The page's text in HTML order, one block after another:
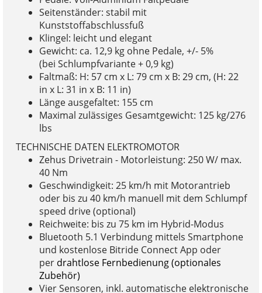
Seitenständer: stabil mit
Kunststoffabschlussfuß
Klingel: leicht und elegant
Gewicht: ca. 12,9 kg ohne Pedale, +/- 5%
(bei Schlumpfvariante + 0,9 kg)
Faltmaß: H: 57 cm x L: 79 cm x B: 29 cm, (H: 22
in x L: 31 in x B: 11 in)
Länge ausgefaltet: 155 cm
Maximal zulässiges Gesamtgewicht: 125 kg/276
lbs
TECHNISCHE DATEN ELEKTROMOTOR
Zehus Drivetrain - Motorleistung: 250 W/ max.
40 Nm
Geschwindigkeit: 25 km/h mit Motorantrieb
oder bis zu 40 km/h manuell mit dem Schlumpf
speed drive (optional)
Reichweite: bis zu 75 km im Hybrid-Modus
Bluetooth 5.1 Verbindung mittels Smartphone
und kostenlose Bitride Connect App oder
per drahtlose Fernbedienung (optionales
Zubehör)
Vier Sensoren, inkl. automatische elektronische